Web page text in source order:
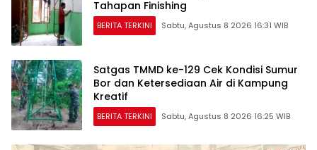
Tahapan Finishing
BERITA TERKINI Sabtu, Agustus 8 2026 16:31 WIB
Satgas TMMD ke-129 Cek Kondisi Sumur
Bor dan Ketersediaan Air di Kampung
Kreatif
BERITA TERKINI Sabtu, Agustus 8 2026 16:25 WIB